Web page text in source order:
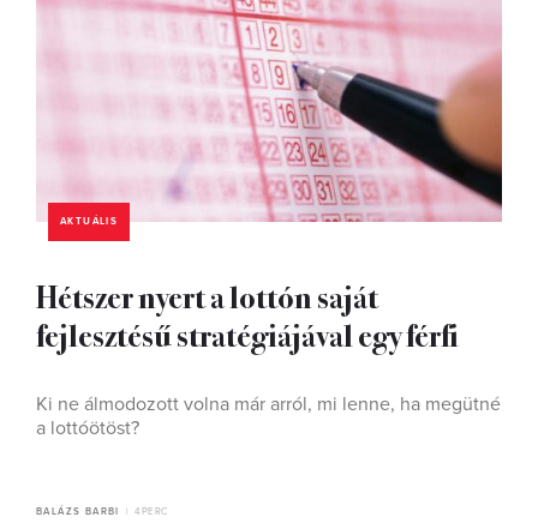
AKTUÁLIS
Hétszer nyert a lottón saját
fejlesztésű stratégiájával egy férfi
Ki ne álmodozott volna már arról, mi lenne, ha megütné
a lottóötöst?
BALÁZS BARBI 4 PERC